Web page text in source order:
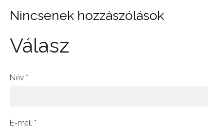
Nincsenek hozzászólások
Válasz
Név *
E-mail *